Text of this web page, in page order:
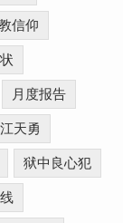
信仰
月度报告
江天勇
狱中良心犯